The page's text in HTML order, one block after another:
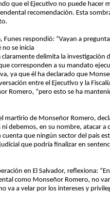
que el Ejecutivo no puede hacer
recomendación. Esta
respondió: “Vayan a
no se inicia
delimita la
corresponden a su mandato
ya que él ha declarado que
entre el Ejecutivo y la
Romero, “pero esto se ha
martirio de Monseñor Romero,
debemos, en su nombre, atacar a
que ningún sector del país
que podría finalizar en
en El Salvador, reflexiona:
como Monseñor Romero, no
va a velar por los intereses y